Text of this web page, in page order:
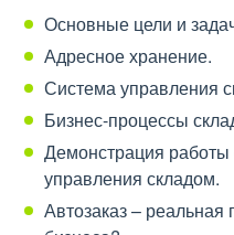
Основные цели и
Адресное хранение.
Система управления
Бизнес-процессы
Демонстрация
управления складом.
Автозаказ – реальная